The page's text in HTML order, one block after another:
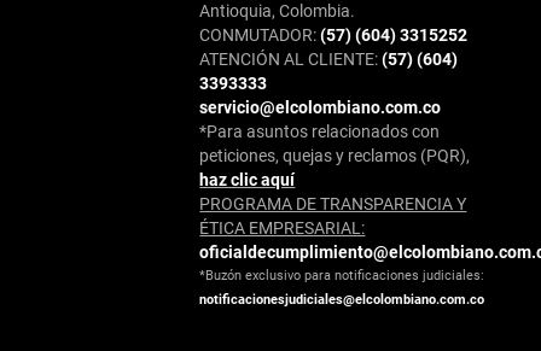
Antioquia, Colombia.
CONMUTADOR:(57) (604) 3315252
ATENCIÓN AL CLIENTE:(57) (604)
3393333
servicio@elcolombiano.com.co
*Para asuntos relacionados con
peticiones, quejas y reclamos (PQR),
haz clic aquí
PROGRAMA DE TRANSPARENCIA Y
ÉTICA EMPRESARIAL:
*Buzón exclusivo para notificaciones judiciales:
notificacionesjudiciales@elcolombiano.com.co